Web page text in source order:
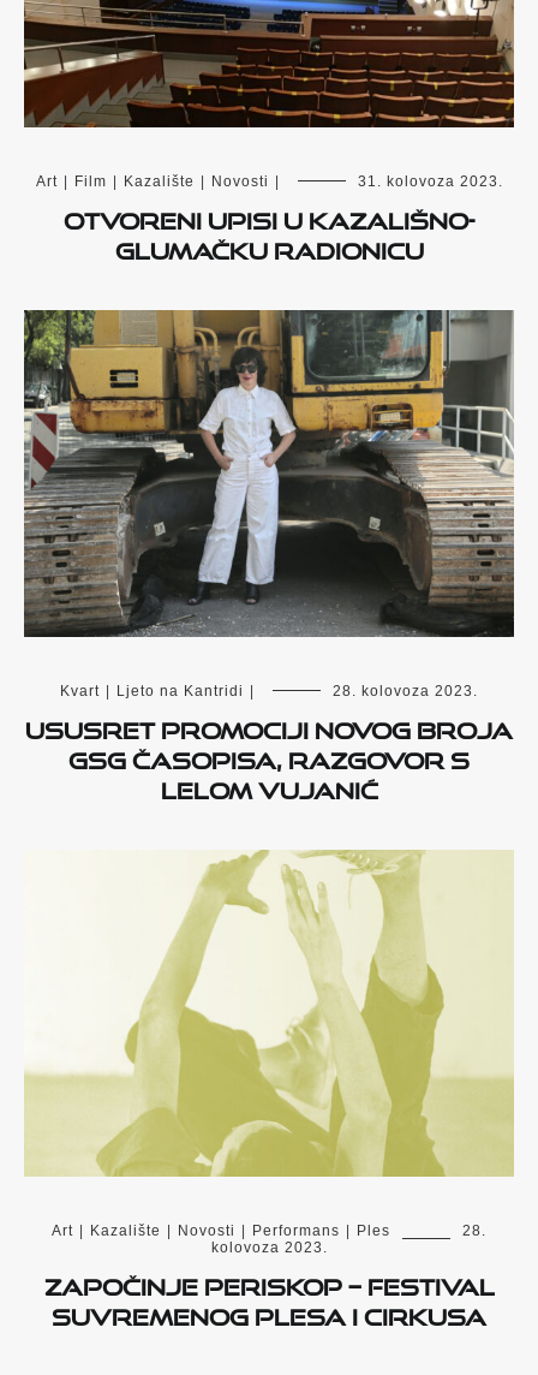
Art | Film | Kazalište | Novosti | 31. kolovoza 2023.
Otvoreni upisi u kazališno-
glumačku radionicu
Kvart | Ljeto na Kantridi | 28. kolovoza 2023.
Ususret promociji novog broja
GSG časopisa, razgovor s
Lelom Vujanić
Art | Kazalište | Novosti | Performans | Ples
28.
kolovoza 2023.
Započinje PERISKOP – festival
suvremenog plesa i cirkusa